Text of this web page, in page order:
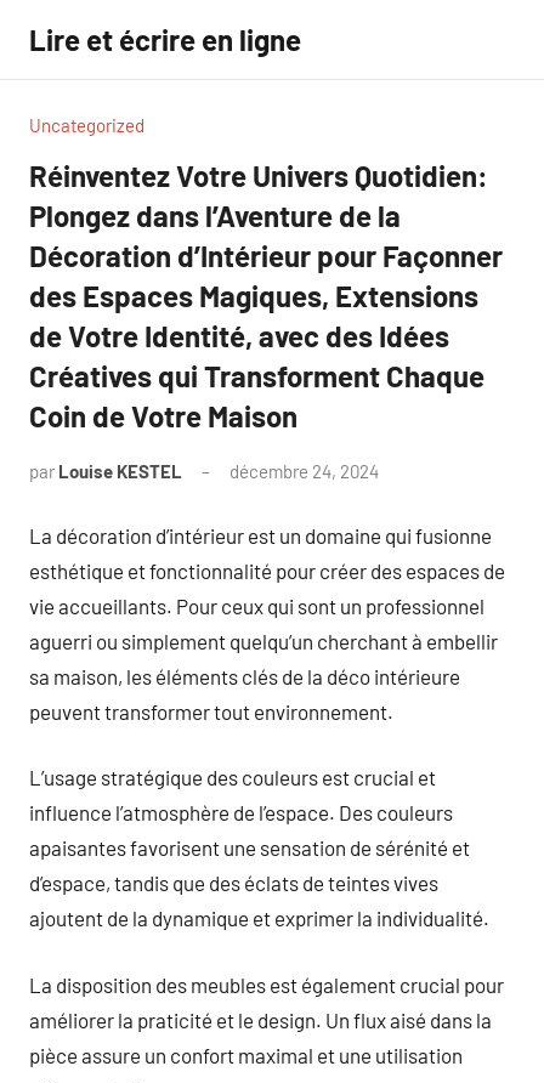
contenu
Lire et écrire en ligne
Uncategorized
Réinventez Votre Univers Quotidien:
Plongez dans l’Aventure de la
Décoration d’Intérieur pour Façonner
des Espaces Magiques, Extensions
de Votre Identité, avec des Idées
Créatives qui Transforment Chaque
Coin de Votre Maison
par Louise KESTEL décembre 24, 2024
La décoration d’intérieur est un domaine qui fusionne
esthétique et fonctionnalité pour créer des espaces de
vie accueillants. Pour ceux qui sont un professionnel
aguerri ou simplement quelqu’un cherchant à embellir
sa maison, les éléments clés de la déco intérieure
peuvent transformer tout environnement.
L’usage stratégique des couleurs est crucial et
influence l’atmosphère de l’espace. Des couleurs
apaisantes favorisent une sensation de sérénité et
d’espace, tandis que des éclats de teintes vives
ajoutent de la dynamique et exprimer la individualité.
La disposition des meubles est également crucial pour
améliorer la praticité et le design. Un flux aisé dans la
pièce assure un confort maximal et une utilisation